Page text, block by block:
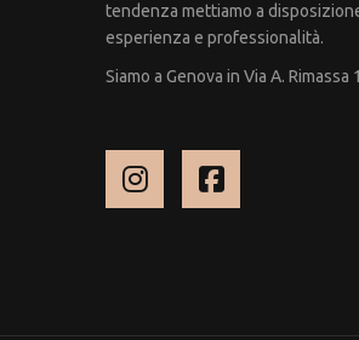
tendenza mettiamo a
esperienza e professionalità.
Siamo a Genova in Via A. Rimassa